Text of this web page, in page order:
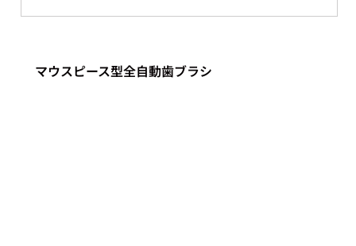
マウスピース型全自動歯ブラシ